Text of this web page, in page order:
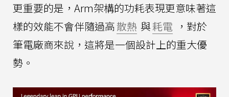
更重要的是，Arm架構的功耗表現更意味著這
樣的效能不會伴隨過高散熱 與耗電 ，對於
筆電廠商來說，這將是一個設計上的重大優
勢。